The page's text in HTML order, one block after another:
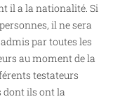
il a la nationalité. Si
il ne sera
par toutes les
au moment de la
testateurs
dont ils ont la